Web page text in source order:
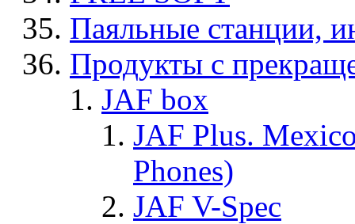
Паяльные станции,
Продукты с
JAF box
JAF Plus.
Phones)
JAF V-Spec